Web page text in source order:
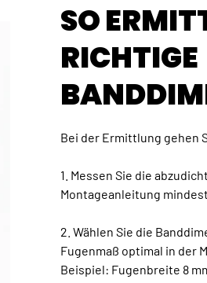
SO
RICHTIGE
Bei der Ermittlung gehen
1. Messen Sie die
Montageanleitung
2. Wählen Sie die
Fugenmaß optimal in der
Beispiel: Fugenbreite 8